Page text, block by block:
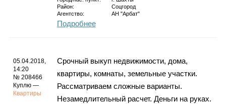
Карты
Район:
Соцгород
Агентство:
АН "Арбат"
Подробнее
05.04.2018,
14:20
№ 208466
Куплю —
Квартиры
Срочный выкуп недвижимости, дома,
квартиры, комнаты, земельные участки.
Рассматриваем сложные варианты.
Незамедлительный расчет. Деньги на руках.